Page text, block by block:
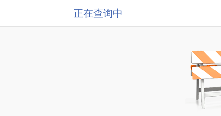
正在查询中